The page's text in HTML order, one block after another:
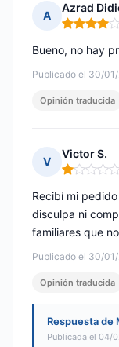
A
Azrad
Nota: 4 de
Publicado el 30/
Bueno, no hay
Opinión traducida
V
Victor S.
Nota: 1 de 5
Publicado el 30/
Recibí mi
disculpa ni
familiares que no
Opinión traducida
Respuesta de
Publicada el 04/